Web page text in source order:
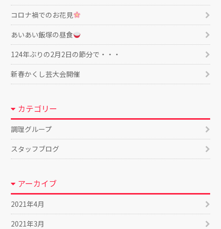
コロナ禍でのお花見
あいあい飯塚の昼食
124年ぶりの2月2日の節分で・・・
新春かくし芸大会開催
カテゴリー
調理グループ
スタッフブログ
アーカイブ
2021年4月
2021年3月